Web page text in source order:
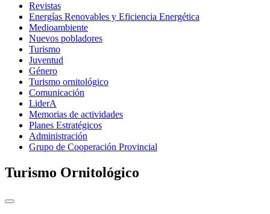
Revistas
Energías Renovables y Eficiencia Energética
Medioambiente
Nuevos pobladores
Turismo
Juventud
Género
Turismo ornitológico
Comunicación
LiderA
Memorias de actividades
Planes Estratégicos
Administración
Grupo de Cooperación Provincial
Turismo Ornitológico